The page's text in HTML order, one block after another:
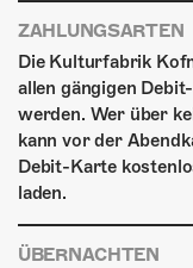
ZAHLUNGSARTEN
Die Kulturfabrik
allen gängigen
werden. Wer über
kann vor der
Debit-Karte
laden.
ÜBERNACHTEN